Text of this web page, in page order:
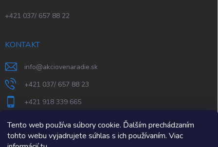
Tento web používa súbory cookie. Ďalším prechádzaním
tohto webu vyjadrujete súhlas s ich používaním. Viac
+421 037/ 657 88 22
KONTAKT
info@akciovenaradie.sk
+421 037/ 657 88 23
+421 918 339 665
STEPS Nitra